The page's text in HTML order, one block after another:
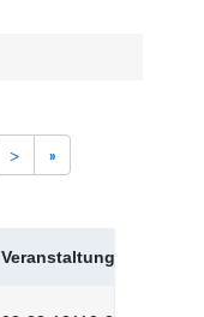
> »
Veranstaltungskürzel